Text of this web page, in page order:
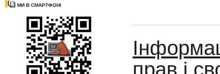
МИ В СМАРТФОНІ
прав і